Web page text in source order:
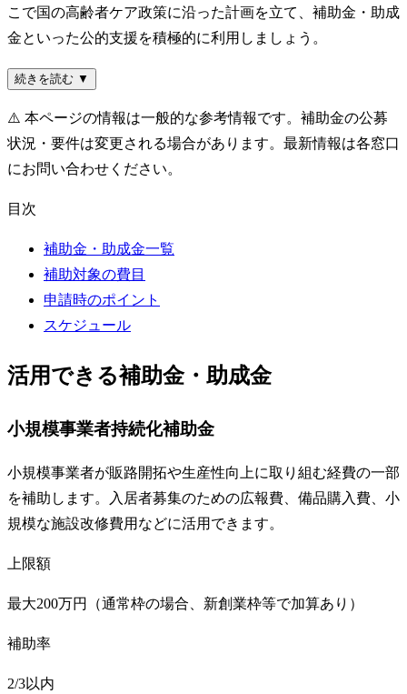
こで国の高齢者ケア政策に沿った計画を立て、補助金・助成
金といった公的支援を積極的に利用しましょう。
続きを読む ▼
⚠️ 本ページの情報は一般的な参考情報です。補助金の公募
状況・要件は変更される場合があります。最新情報は各窓口
にお問い合わせください。
目次
補助金・助成金一覧
補助対象の費目
申請時のポイント
スケジュール
活用できる補助金・助成金
小規模事業者持続化補助金
小規模事業者が販路開拓や生産性向上に取り組む経費の一部
を補助します。入居者募集のための広報費、備品購入費、小
規模な施設改修費用などに活用できます。
上限額
最大200万円（通常枠の場合、新創業枠等で加算あり）
補助率
2/3以内